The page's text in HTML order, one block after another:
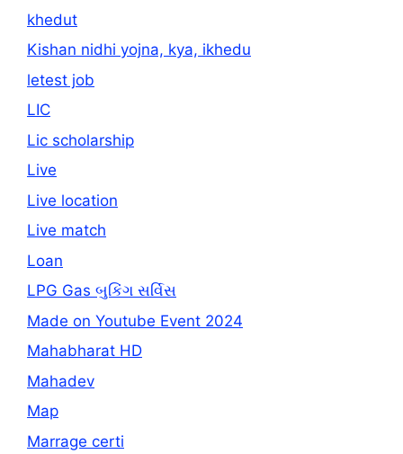
khedut
Kishan nidhi yojna, kya, ikhedu
letest job
LIC
Lic scholarship
Live
Live location
Live match
Loan
LPG Gas બુકિંગ સર્વિસ
Made on Youtube Event 2024
Mahabharat HD
Mahadev
Map
Marrage certi